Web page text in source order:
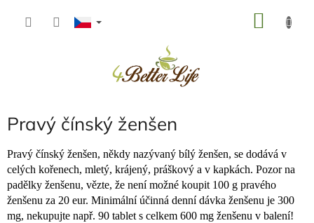
Pravý čínský ženšen
Pravý čínský ženšen, někdy nazývaný bílý ženšen, se dodává v
celých kořenech, mletý, krájený, práškový a v kapkách. Pozor na
padělky ženšenu, vězte, že není možné koupit 100 g pravého
ženšenu za 20 eur. Minimální účinná denní dávka ženšenu je 300
mg, nekupujte např. 90 tablet s celkem 600 mg ženšenu v balení!